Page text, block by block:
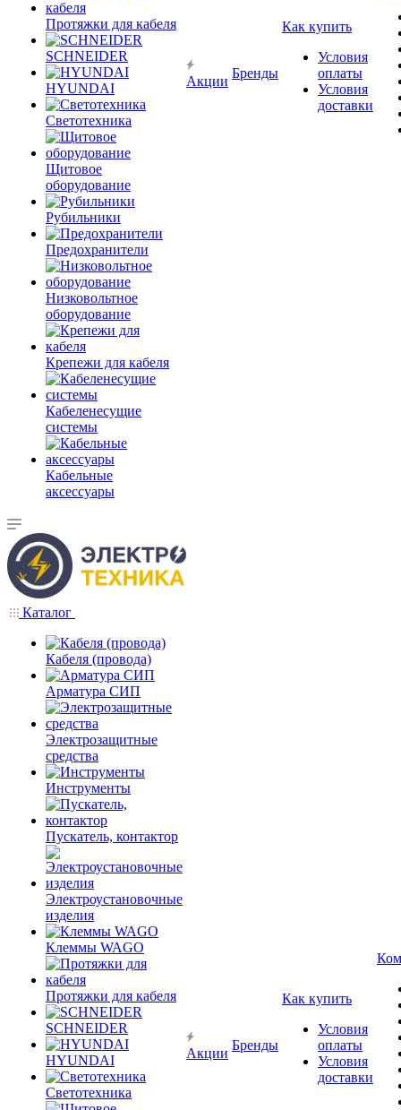
Протяжки для кабеля
SCHNEIDER
HYUNDAI
Светотехника
Щитовое
оборудование
Рубильники
Предохранители
Низковольтное
оборудование
Крепежи для кабеля
Кабеленесущие
системы
Кабельные
аксессуары
Акции
Бренды
Как купить
Условия
оплаты
Условия
доставки
Каталог
Кабеля (провода)
Арматура СИП
Электрозащитные
средства
Инструменты
Пускатель, контактор
Электроустановочные
изделия
Клеммы WAGO
Протяжки для кабеля
SCHNEIDER
HYUNDAI
Светотехника
Акции
Бренды
Как купить
Условия
оплаты
Условия
доставки